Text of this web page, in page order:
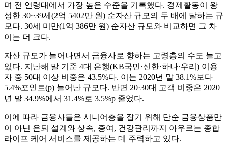
며 전 연령대에서 가장 높은 수준을 기록했다. 경제활동이 왕
성한 30~39세(2억 5402만 원) 순자산 규모의 두 배에 달하는 규
모다. 30세 미만(1억 386만 원) 순자산 규모와 비교하면 그 차
이는 더 크다.
자산 규모가 늘어나면서 금융사로 향하는 고령층의 수도 늘고
있다. 지난해 말 기준 4대 은행(KB국민·신한·하나·우리) 이용
자 중 50대 이상 비중은 43.5%다. 이는 2020년 말 38.1%보다
5.4%포인트(p) 늘어난 규모다. 반면 20·30대 고객 비중은 2020
년 말 34.9%에서 31.4%로 3.5%p 줄었다.
이에 따라 금융사들은 시니어층을 잡기 위해 단순 금융상품만
이 아닌 은퇴 설계와 상속, 증여, 건강관리까지 아우르는 종합
라이프 케어 서비스를 제공하는 데 주력하고 있다.